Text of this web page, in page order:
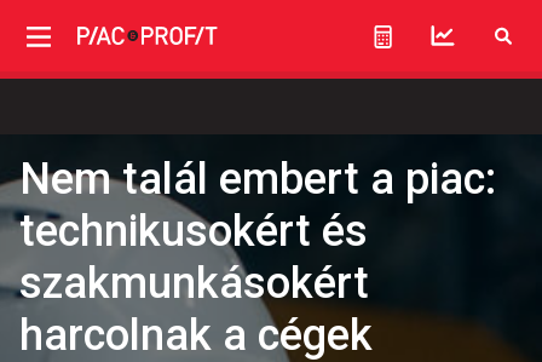
Nem talál embert a piac:
technikusokért és
szakmunkásokért
harcolnak a cégek